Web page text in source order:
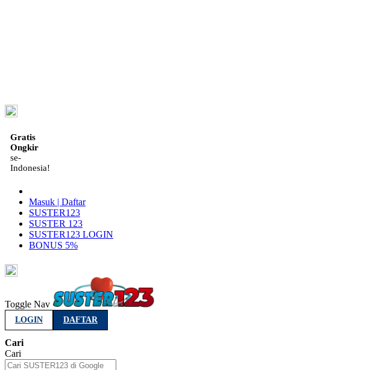
Gratis
Ongkir
se-
Indonesia!
Masuk | Daftar
SUSTER123
SUSTER 123
SUSTER123 LOGIN
BONUS 5%
Toggle Nav
LOGIN DAFTAR
Cari
Cari